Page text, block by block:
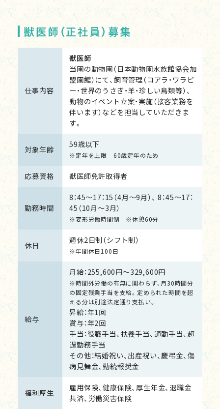
獣医師（正社員）募集
仕事内容
獣医師
当園の動物園（日本動物園水族館協会加
盟園館）にて、飼育管理（コアラ・ワラビ
ー・世界のうさぎ・羊・珍しい鳥類等）、
動物のイベント立案・実施（接客業務を
伴います）などを担当していただきま
す。
対象年齢
59歳以下
※定年を上限 60歳定年のため
応募資格 獣医師免許取得者
勤務時間
8：45～17：15（4月～9月）、 8：45～17：
45（10月～3月）
※変形労働時間制 ※休憩60分
休日
週休2日制（シフト制）
※年間休日100日
給与
月給：255,600円～329,600円
※時間外労働の有無に関わらず、月30時間分
の固定残業手当を支給。定められた時間を超
える分は別途法定通り支払い。
昇給：年1回
賞与：年2回
手当：役職手当、扶養手当、通勤手当、超
過勤務手当
その他：結婚祝い、出産祝い、慶弔金、傷
病見舞金、勤続報奨金
福利厚生
雇用保険、健康保険、厚生年金、退職金
共済、労働災害保険